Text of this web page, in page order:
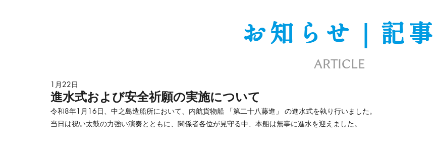
お知らせ｜記事
ARTICLE
進水式および安全祈願の実施について
1月22日
令和8年1月16日、中之島造船所において、内航貨物船 「第二十八藤進」 の進水式を執り行いました。
当日は祝い太鼓の力強い演奏とともに、関係者各位が見守る中、本船は無事に進水を迎えました。